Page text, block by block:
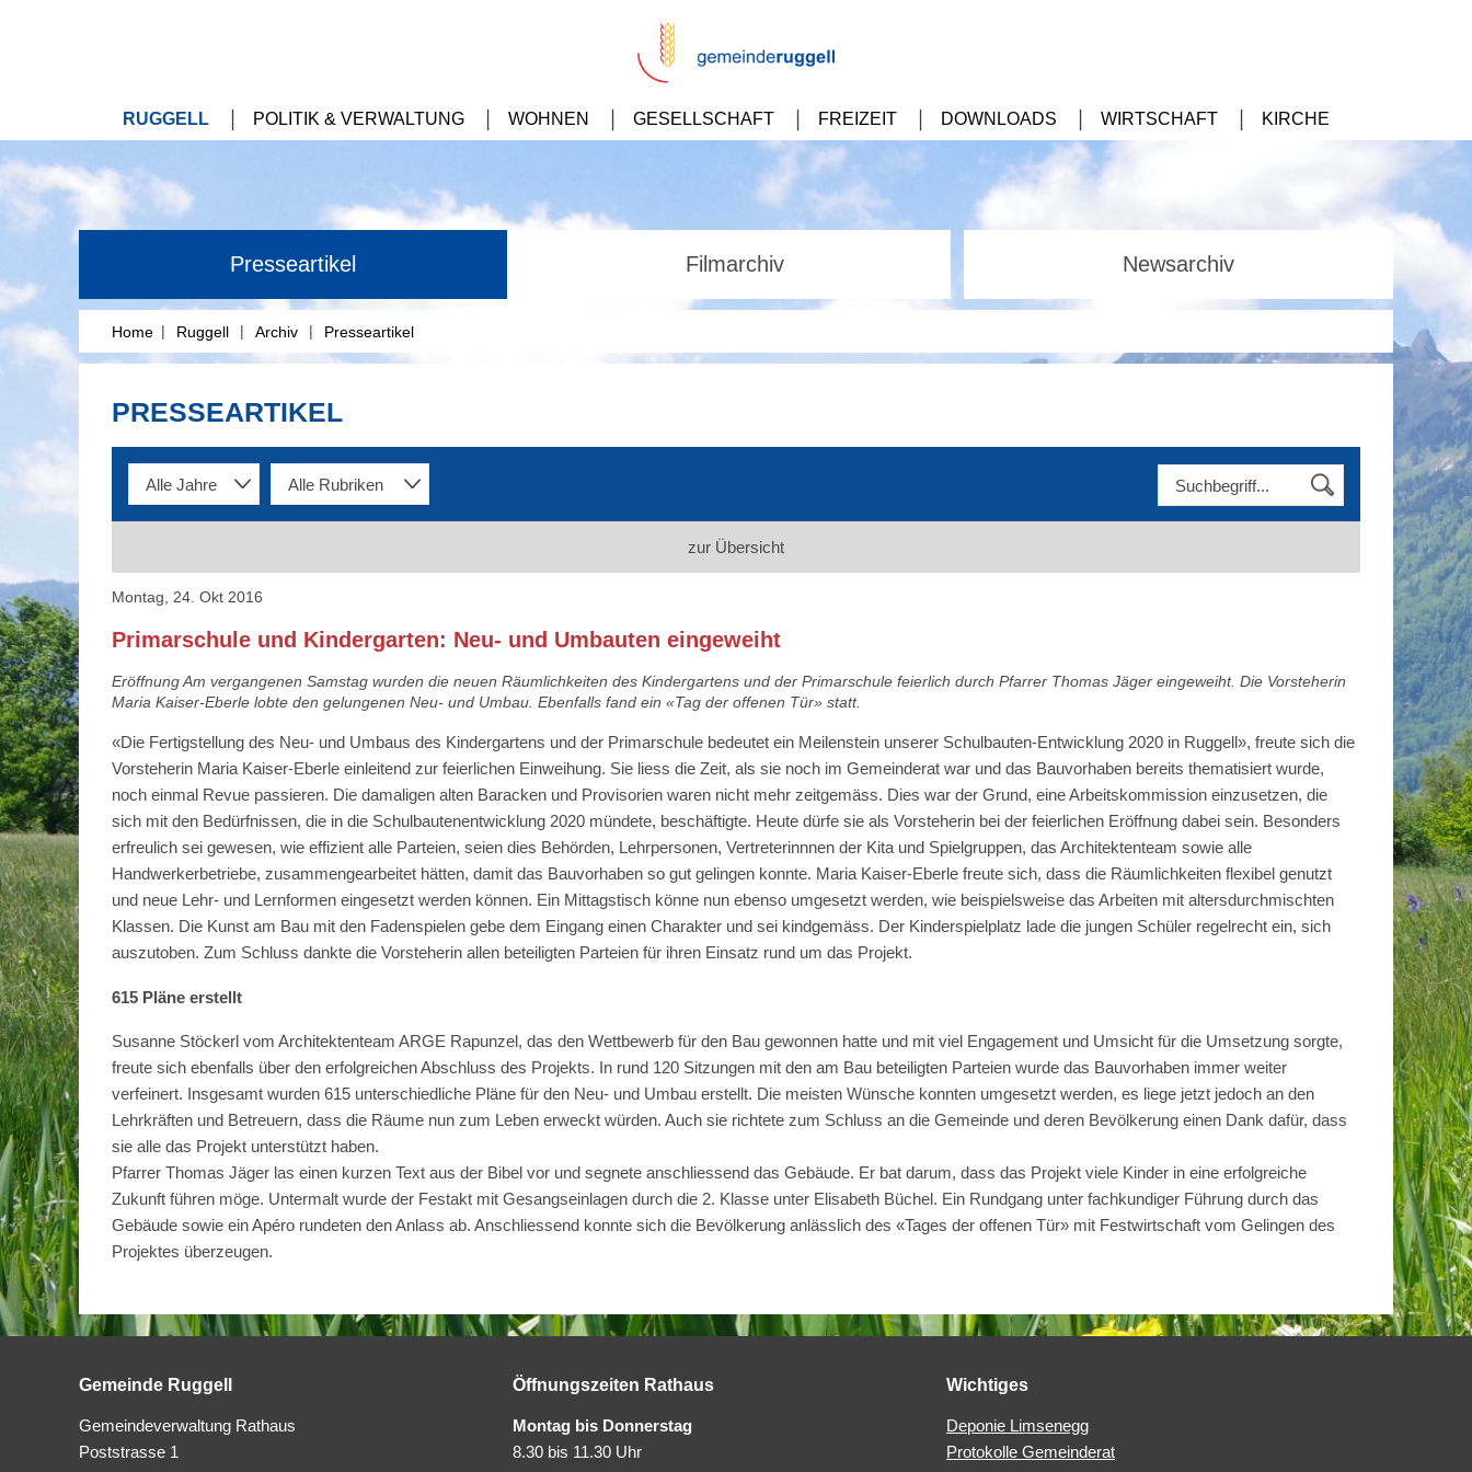
RUGGELL POLITIK & VERWALTUNG WOHNEN GESELLSCHAFT FREIZEIT DOWNLOADS WIRTSCHAFT KIRCHE
Presseartikel Filmarchiv Newsarchiv
Home | Ruggell | Archiv | Presseartikel
PRESSEARTIKEL
zur Übersicht
Montag, 24. Okt 2016
Primarschule und Kindergarten: Neu- und Umbauten eingeweiht
Eröffnung Am vergangenen Samstag wurden die neuen Räumlichkeiten des Kindergartens und der Primarschule feierlich durch Pfarrer Thomas Jäger eingeweiht. Die Vorsteherin
Maria Kaiser-Eberle lobte den gelungenen Neu- und Umbau. Ebenfalls fand ein «Tag der offenen Tür» statt.
«Die Fertigstellung des Neu- und Umbaus des Kindergartens und der Primarschule bedeutet ein Meilenstein unserer Schulbauten-Entwicklung 2020 in Ruggell», freute sich die
Vorsteherin Maria Kaiser-Eberle einleitend zur feierlichen Einweihung. Sie liess die Zeit, als sie noch im Gemeinderat war und das Bauvorhaben bereits thematisiert wurde,
noch einmal Revue passieren. Die damaligen alten Baracken und Provisorien waren nicht mehr zeitgemäss. Dies war der Grund, eine Arbeitskommission einzusetzen, die
sich mit den Bedürfnissen, die in die Schulbautenentwicklung 2020 mündete, beschäftigte. Heute dürfe sie als Vorsteherin bei der feierlichen Eröffnung dabei sein. Besonders
erfreulich sei gewesen, wie effizient alle Parteien, seien dies Behörden, Lehrpersonen, Vertreterinnnen der Kita und Spielgruppen, das Architektenteam sowie alle
Handwerkerbetriebe, zusammengearbeitet hätten, damit das Bauvorhaben so gut gelingen konnte. Maria Kaiser-Eberle freute sich, dass die Räumlichkeiten flexibel genutzt
und neue Lehr- und Lernformen eingesetzt werden können. Ein Mittagstisch könne nun ebenso umgesetzt werden, wie beispielsweise das Arbeiten mit altersdurchmischten
Klassen. Die Kunst am Bau mit den Fadenspielen gebe dem Eingang einen Charakter und sei kindgemäss. Der Kinderspielplatz lade die jungen Schüler regelrecht ein, sich
auszutoben. Zum Schluss dankte die Vorsteherin allen beteiligten Parteien für ihren Einsatz rund um das Projekt.
615 Pläne erstellt
Susanne Stöckerl vom Architektenteam ARGE Rapunzel, das den Wettbewerb für den Bau gewonnen hatte und mit viel Engagement und Umsicht für die Umsetzung sorgte,
freute sich ebenfalls über den erfolgreichen Abschluss des Projekts. In rund 120 Sitzungen mit den am Bau beteiligten Parteien wurde das Bauvorhaben immer weiter
verfeinert. Insgesamt wurden 615 unterschiedliche Pläne für den Neu- und Umbau erstellt. Die meisten Wünsche konnten umgesetzt werden, es liege jetzt jedoch an den
Lehrkräften und Betreuern, dass die Räume nun zum Leben erweckt würden. Auch sie richtete zum Schluss an die Gemeinde und deren Bevölkerung einen Dank dafür, dass
sie alle das Projekt unterstützt haben.
Pfarrer Thomas Jäger las einen kurzen Text aus der Bibel vor und segnete anschliessend das Gebäude. Er bat darum, dass das Projekt viele Kinder in eine erfolgreiche
Zukunft führen möge. Untermalt wurde der Festakt mit Gesangseinlagen durch die 2. Klasse unter Elisabeth Büchel. Ein Rundgang unter fachkundiger Führung durch das
Gebäude sowie ein Apéro rundeten den Anlass ab. Anschliessend konnte sich die Bevölkerung anlässlich des «Tages der offenen Tür» mit Festwirtschaft vom Gelingen des
Projektes überzeugen.
Gemeinde Ruggell
Gemeindeverwaltung Rathaus
Poststrasse 1
Öffnungszeiten Rathaus
Montag bis Donnerstag
8.30 bis 11.30 Uhr
Wichtiges
Deponie Limsenegg
Protokolle Gemeinderat